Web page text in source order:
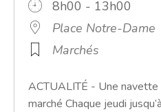
8h00 - 13h00
Place Notre-Dame
Marchés
ACTUALITÉ - Une
marché Chaque jeudi